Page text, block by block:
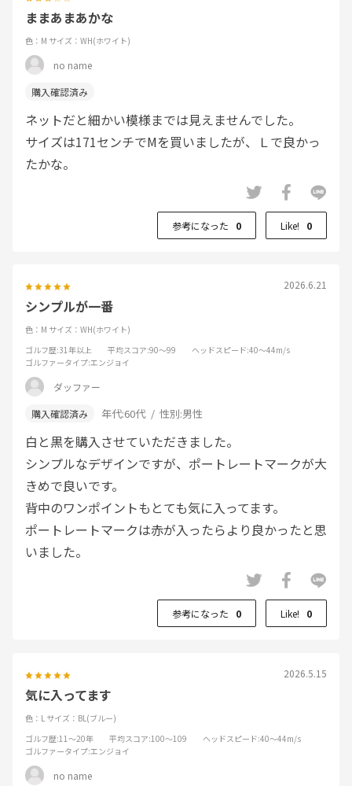
ままあまあかな
色：M サイズ：WH(ホワイト)
no name
ネットだと細かい模様までは見えませんでした。
サイズは171センチでMを買いましたが、Ｌで良かっ
たかな。
参考になった 0 Like! 0
2026.6.21
シンプルが一番
色：M サイズ：WH(ホワイト)
ゴルフ歴:31年以上 平均スコア:90～99 ヘッドスピード:40～44m/s
ゴルファータイプ:エンジョイ
ダッファー
年代:60代 性別:男性
白と黒を購入させていただきました。
シンプルなデザインですが、ポートレートマークが大
きめで良いです。
背中のワンポイントもとても気に入ってます。
ポートレートマークは赤が入ったらより良かったと思
いました。
参考になった 0 Like! 0
2026.5.15
気に入ってます
色：L サイズ：BL(ブルー)
ゴルフ歴:11～20年 平均スコア:100～109 ヘッドスピード:40～44m/s
ゴルファータイプ:エンジョイ
no name